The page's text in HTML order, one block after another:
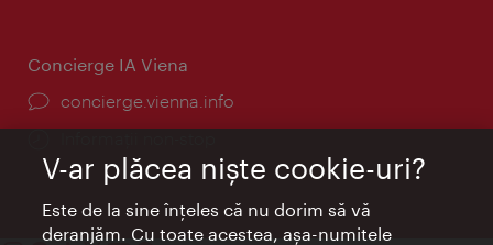
Concierge IA Viena
concierge.vienna.info
V-ar plăcea nişte cookie-uri?
Este de la sine înţeles că nu dorim să vă
deranjăm. Cu toate acestea, aşa-numitele